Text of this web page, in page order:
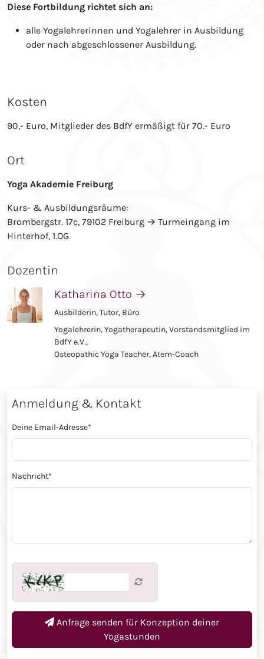
Diese Fortbildung richtet sich an:
alle Yogalehrerinnen und Yogalehrer in Ausbildung
oder nach abgeschlossener Ausbildung.
Kosten
90,- Euro, Mitglieder des BdfY ermäßigt für 70.- Euro
Ort
Yoga Akademie Freiburg
Kurs- & Ausbildungsräume:
Brombergstr. 17c, 79102 Freiburg → Turmeingang im
Hinterhof, 1.OG
Dozentin
Katharina Otto →
Ausbilderin, Tutor, Büro
Yogalehrerin, Yogatherapeutin, Vorstandsmitglied im
BdfY e.V.,
Osteopathic Yoga Teacher, Atem-Coach
Anmeldung & Kontakt
Deine Email-Adresse*
Nachricht*
Anfrage senden für Konzeption deiner
Yogastunden